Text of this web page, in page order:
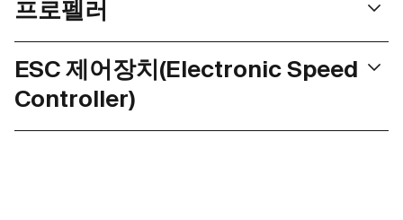
온 권선이 장착된 외륜구동 모터가 있습니다. 전문적인 UAV의
최적화된 공기 냉각장치와 항공 알루미늄으로 제작된 가벼운
구성품이 탁월한 성능뿐만 아니라 환경의 영향에 대한 최고의
보호 및 최고의 견고성을 제공합니다.
프로펠러
스템을 공급하기 위해 선도적인 프로펠러 제조사와 협력합니
다. 그러므로 맥슨의 UAV 제품은 고급 프로펠러와 함께 검사
ESC 제어장치(Electronic Speed
Controller)